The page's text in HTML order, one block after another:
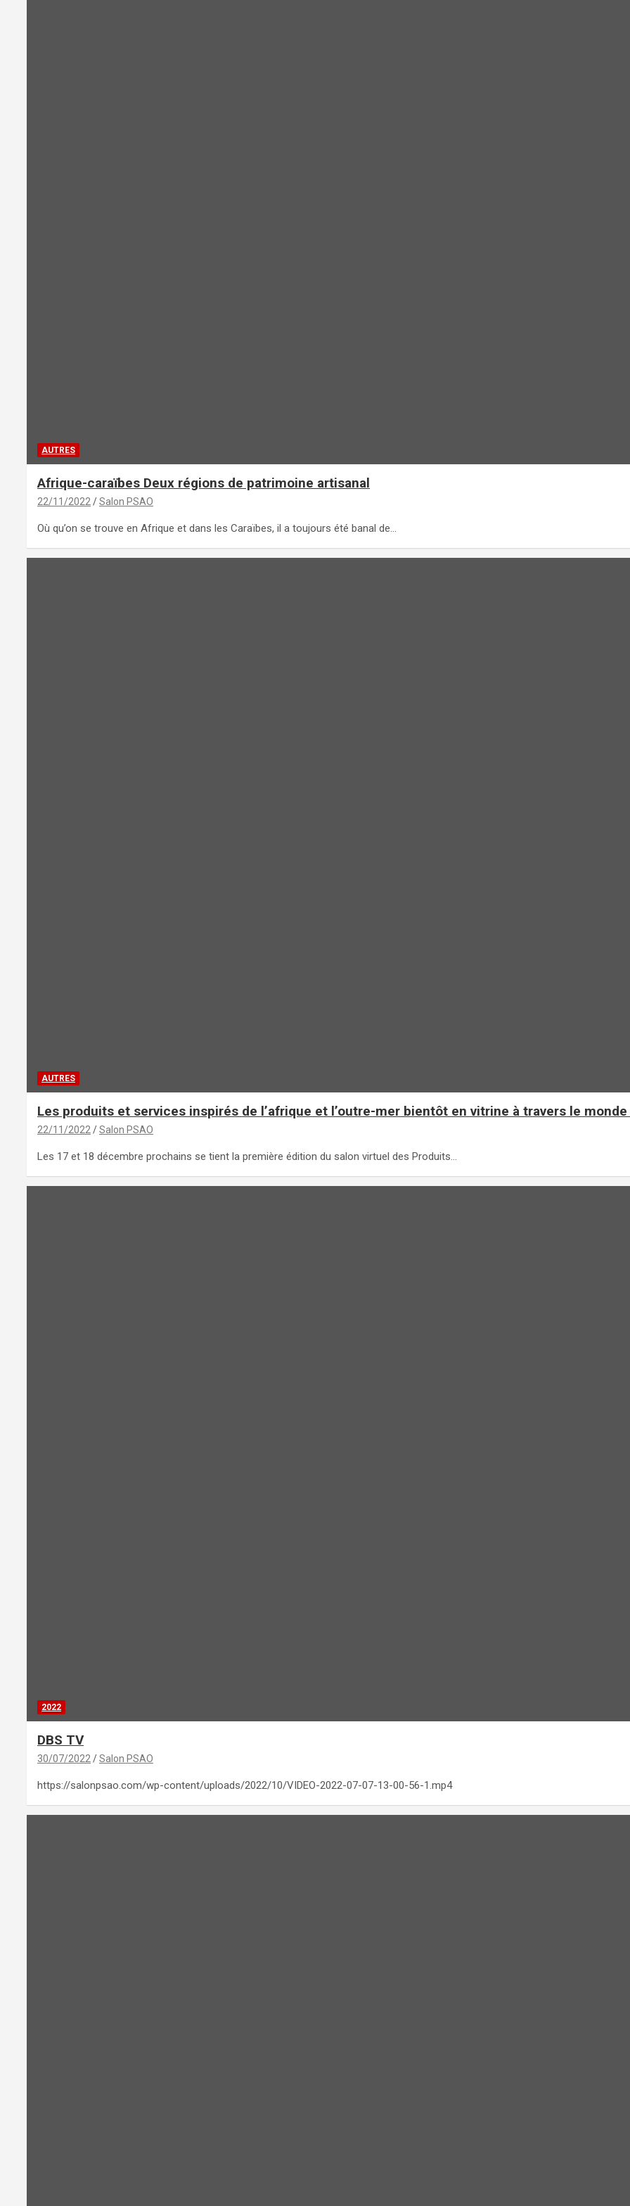
AUTRES
Afrique-caraïbes Deux régions de patrimoine artisanal
22/11/2022 Salon PSAO
Où qu’on se trouve en Afrique et dans les Caraïbes, il a toujours été banal de…
AUTRES
Les produits et services inspirés de l’afrique et l’outre-mer bientôt en vitrine à travers le
22/11/2022 Salon PSAO
Les 17 et 18 décembre prochains se tient la première édition du salon virtuel des Produits…
2022
DBS TV
30/07/2022 Salon PSAO
https://salonpsao.com/wp-content/uploads/2022/10/VIDEO-2022-07-07-13-00-56-1.mp4